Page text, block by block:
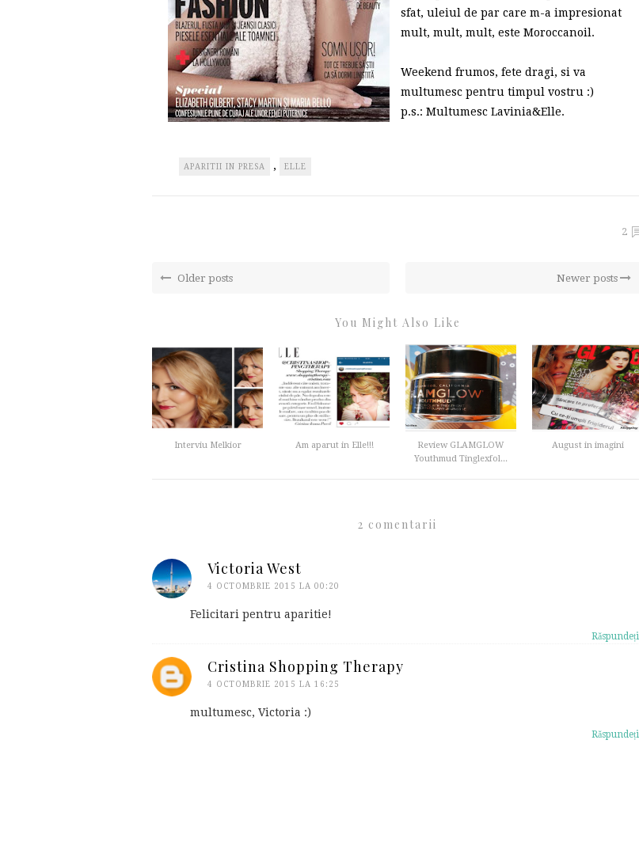
sfat, uleiul de par care m-a impresionat
mult, mult, mult, este Moroccanoil.
Weekend frumos, fete dragi, si va
multumesc pentru timpul vostru :)
p.s.: Multumesc Lavinia&Elle.
APARITII IN PRESA , ELLE
2
Older posts Newer posts
You Might Also Like
Interviu Melkior Am aparut in Elle!!!
Review GLAMGLOW
Youthmud Tinglexfol...
August in imagini
2 comentarii
Victoria West
4 OCTOMBRIE 2015 LA 00:20
Felicitari pentru aparitie!
Răspundeți
Cristina Shopping Therapy
4 OCTOMBRIE 2015 LA 16:25
multumesc, Victoria :)
Răspundeți